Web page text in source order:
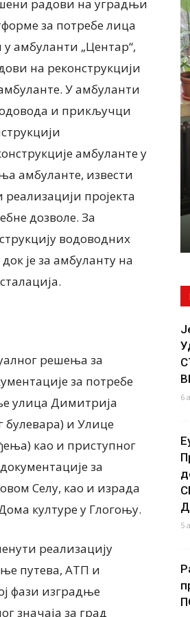
радови на уградњи
за потребе лица
амбуланти „Центар“,
на реконструкцији
У амбуланти
и прикључци
амбуланте у
амбуланте, извести
пројекта
дозволе. За
водоводних
је за амбуланту на
решења за
за потребе
улица Димитрија
булевара) и Улице
као и приступног
за
Селу, као и израда
културе у Глогоњу.
реализацију
путева, АТП и
фази изградње
значаја за град
Ђорђевић, председница
„Веште руке“ Панчево
ЗАНАТИ И ВЕШТИНЕ
ШТО ВЕШТИЈЕ ДЕЧЈЕ
6
5